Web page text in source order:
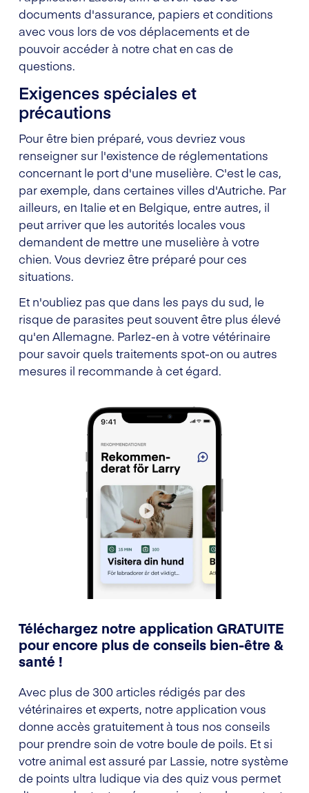
documents d'assurance, papiers et conditions
avec vous lors de vos déplacements et de
pouvoir accéder à notre chat en cas de
questions.
Exigences spéciales et
précautions
Pour être bien préparé, vous devriez vous
renseigner sur l'existence de réglementations
concernant le port d'une muselière. C'est le cas,
par exemple, dans certaines villes d'Autriche. Par
ailleurs, en Italie et en Belgique, entre autres, il
peut arriver que les autorités locales vous
demandent de mettre une muselière à votre
chien. Vous devriez être préparé pour ces
situations.
Et n'oubliez pas que dans les pays du sud, le
risque de parasites peut souvent être plus élevé
qu'en Allemagne. Parlez-en à votre vétérinaire
pour savoir quels traitements spot-on ou autres
mesures il recommande à cet égard.
Téléchargez notre application GRATUITE
pour encore plus de conseils bien-être &
santé !
Avec plus de 300 articles rédigés par des
vétérinaires et experts, notre application vous
donne accès gratuitement à tous nos conseils
pour prendre soin de votre boule de poils. Et si
votre animal est assuré par Lassie, notre système
de points ultra ludique via des quiz vous permet